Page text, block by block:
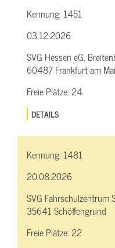
Kennung: 1451
03.12.2026
SVG Hessen eG,
60487 Frankfurt am
Freie Plätze:24
DETAILS
Kennung: 1481
20.08.2026
SVG Fahrschulzentrum
35641 Schöffengrund
Freie Plätze:22